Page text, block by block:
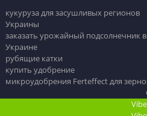
кукуруза для засушливых регионов
Украины
заказать урожайный подсолнечник в
Украине
рубящие катки
купить удобрение
микроудобрения Ferteffect для